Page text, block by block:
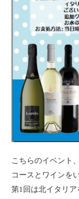
こちらのイベント
コースとワインを
第1回は北イタリ